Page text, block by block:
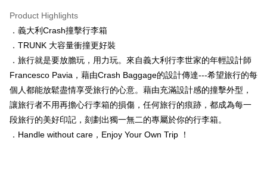
Product Highlights
．義大利Crash撞擊行李箱
．TRUNK 大容量衝撞更好裝
．旅行就是要放膽玩，用力玩。來自義大利行李世家的年輕設計師
Francesco Pavia，藉由Crash Baggage的設計傳達---希望旅行的每
個人都能放鬆盡情享受旅行的心意。藉由充滿設計感的撞擊外型，
讓旅行者不用再擔心行李箱的損傷，任何旅行的痕跡，都成為每一
段旅行的美好印記，刻劃出獨一無二的專屬於你的行李箱。
．Handle without care，Enjoy Your Own Trip ！